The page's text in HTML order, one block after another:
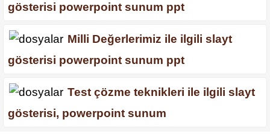
gösterisi powerpoint sunum ppt
Milli Değerlerimiz ile ilgili slayt
gösterisi powerpoint sunum ppt
Test çözme teknikleri ile ilgili slayt
gösterisi, powerpoint sunum